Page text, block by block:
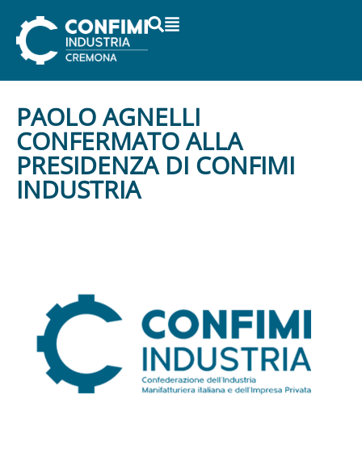
PAOLO AGNELLI
CONFERMATO ALLA
PRESIDENZA DI CONFIMI
INDUSTRIA